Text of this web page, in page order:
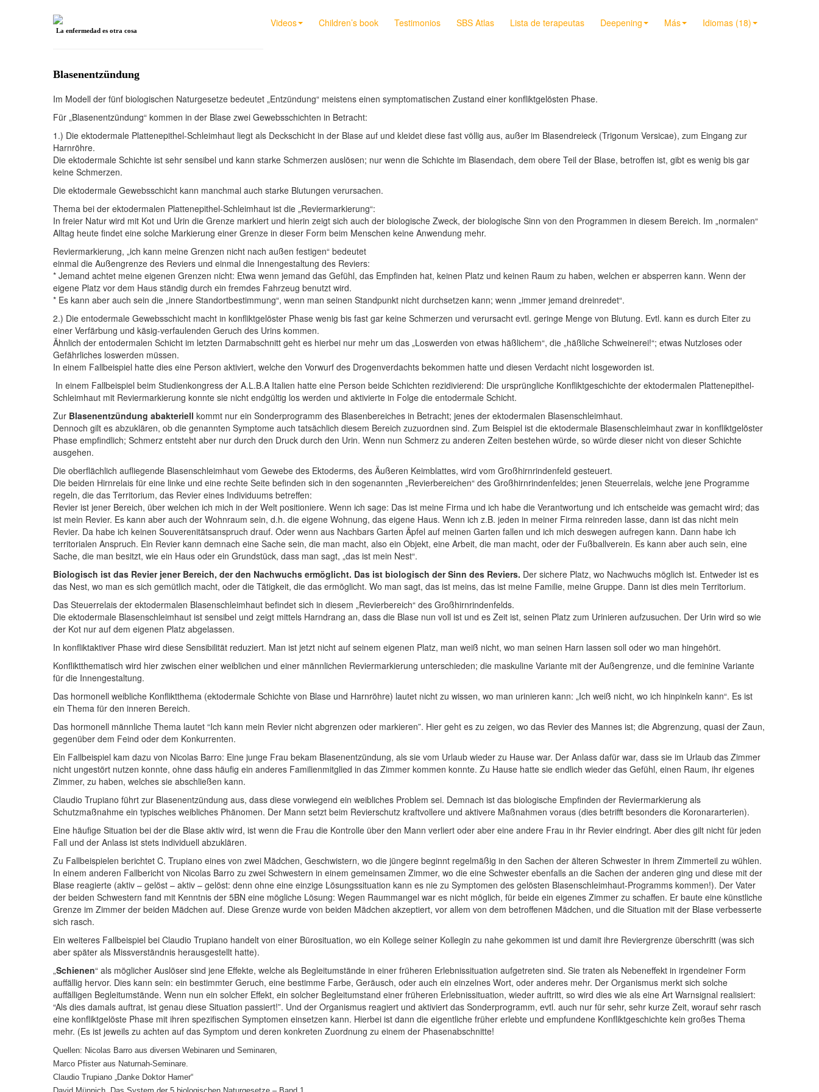
Videos Children’s book Testimonios SBS Atlas Lista de terapeutas Deepening Más Idiomas (18)
La enfermedad es otra cosa
Blasenentzündung
Im Modell der fünf biologischen Naturgesetze bedeutet „Entzündung“ meistens einen symptomatischen Zustand einer konfliktgelösten Phase.
Für „Blasenentzündung“ kommen in der Blase zwei Gewebsschichten in Betracht:
1.) Die ektodermale Plattenepithel-Schleimhaut liegt als Deckschicht in der Blase auf und kleidet diese fast völlig aus, außer im Blasendreieck (Trigonum Versicae), zum Eingang zur
Harnröhre.
Die ektodermale Schichte ist sehr sensibel und kann starke Schmerzen auslösen; nur wenn die Schichte im Blasendach, dem obere Teil der Blase, betroffen ist, gibt es wenig bis gar
keine Schmerzen.
Die ektodermale Gewebsschicht kann manchmal auch starke Blutungen verursachen.
Thema bei der ektodermalen Plattenepithel-Schleimhaut ist die „Reviermarkierung“:
In freier Natur wird mit Kot und Urin die Grenze markiert und hierin zeigt sich auch der biologische Zweck, der biologische Sinn von den Programmen in diesem Bereich. Im „normalen“
Alltag heute findet eine solche Markierung einer Grenze in dieser Form beim Menschen keine Anwendung mehr.
Reviermarkierung, „ich kann meine Grenzen nicht nach außen festigen“ bedeutet
einmal die Außengrenze des Reviers und einmal die Innengestaltung des Reviers:
* Jemand achtet meine eigenen Grenzen nicht: Etwa wenn jemand das Gefühl, das Empfinden hat, keinen Platz und keinen Raum zu haben, welchen er absperren kann. Wenn der
eigene Platz vor dem Haus ständig durch ein fremdes Fahrzeug benutzt wird.
* Es kann aber auch sein die „innere Standortbestimmung“, wenn man seinen Standpunkt nicht durchsetzen kann; wenn „immer jemand dreinredet“.
2.) Die entodermale Gewebsschicht macht in konfliktgelöster Phase wenig bis fast gar keine Schmerzen und verursacht evtl. geringe Menge von Blutung. Evtl. kann es durch Eiter zu
einer Verfärbung und käsig-verfaulenden Geruch des Urins kommen.
Ähnlich der entodermalen Schicht im letzten Darmabschnitt geht es hierbei nur mehr um das „Loswerden von etwas häßlichem“, die „häßliche Schweinerei!“; etwas Nutzloses oder
Gefährliches loswerden müssen.
In einem Fallbeispiel hatte dies eine Person aktiviert, welche den Vorwurf des Drogenverdachts bekommen hatte und diesen Verdacht nicht losgeworden ist.
In einem Fallbeispiel beim Studienkongress der A.L.B.A Italien hatte eine Person beide Schichten rezidivierend: Die ursprüngliche Konfliktgeschichte der ektodermalen Plattenepithel-
Schleimhaut mit Reviermarkierung konnte sie nicht endgültig los werden und aktivierte in Folge die entodermale Schicht.
Zur Blasenentzündung abakteriell kommt nur ein Sonderprogramm des Blasenbereiches in Betracht; jenes der ektodermalen Blasenschleimhaut.
Dennoch gilt es abzuklären, ob die genannten Symptome auch tatsächlich diesem Bereich zuzuordnen sind. Zum Beispiel ist die ektodermale Blasenschleimhaut zwar in konfliktgelöster
Phase empfindlich; Schmerz entsteht aber nur durch den Druck durch den Urin. Wenn nun Schmerz zu anderen Zeiten bestehen würde, so würde dieser nicht von dieser Schichte
ausgehen.
Die oberflächlich aufliegende Blasenschleimhaut vom Gewebe des Ektoderms, des Äußeren Keimblattes, wird vom Großhirnrindenfeld gesteuert.
Die beiden Hirnrelais für eine linke und eine rechte Seite befinden sich in den sogenannten „Revierbereichen“ des Großhirnrindenfeldes; jenen Steuerrelais, welche jene Programme
regeln, die das Territorium, das Revier eines Individuums betreffen:
Revier ist jener Bereich, über welchen ich mich in der Welt positioniere. Wenn ich sage: Das ist meine Firma und ich habe die Verantwortung und ich entscheide was gemacht wird; das
ist mein Revier. Es kann aber auch der Wohnraum sein, d.h. die eigene Wohnung, das eigene Haus. Wenn ich z.B. jeden in meiner Firma reinreden lasse, dann ist das nicht mein
Revier. Da habe ich keinen Souverenitätsanspruch drauf. Oder wenn aus Nachbars Garten Äpfel auf meinen Garten fallen und ich mich deswegen aufregen kann. Dann habe ich
territorialen Anspruch. Ein Revier kann demnach eine Sache sein, die man macht, also ein Objekt, eine Arbeit, die man macht, oder der Fußballverein. Es kann aber auch sein, eine
Sache, die man besitzt, wie ein Haus oder ein Grundstück, dass man sagt, „das ist mein Nest“.
Biologisch ist das Revier jener Bereich, der den Nachwuchs ermöglicht. Das ist biologisch der Sinn des Reviers. Der sichere Platz, wo Nachwuchs möglich ist. Entweder ist es
das Nest, wo man es sich gemütlich macht, oder die Tätigkeit, die das ermöglicht. Wo man sagt, das ist meins, das ist meine Familie, meine Gruppe. Dann ist dies mein Territorium.
Das Steuerrelais der ektodermalen Blasenschleimhaut befindet sich in diesem „Revierbereich“ des Großhirnrindenfelds.
Die ektodermale Blasenschleimhaut ist sensibel und zeigt mittels Harndrang an, dass die Blase nun voll ist und es Zeit ist, seinen Platz zum Urinieren aufzusuchen. Der Urin wird so wie
der Kot nur auf dem eigenen Platz abgelassen.
In konfliktaktiver Phase wird diese Sensibilität reduziert. Man ist jetzt nicht auf seinem eigenen Platz, man weiß nicht, wo man seinen Harn lassen soll oder wo man hingehört.
Konfliktthematisch wird hier zwischen einer weiblichen und einer männlichen Reviermarkierung unterschieden; die maskuline Variante mit der Außengrenze, und die feminine Variante
für die Innengestaltung.
Das hormonell weibliche Konfliktthema (ektodermale Schichte von Blase und Harnröhre) lautet nicht zu wissen, wo man urinieren kann: „Ich weiß nicht, wo ich hinpinkeln kann“. Es ist
ein Thema für den inneren Bereich.
Das hormonell männliche Thema lautet “Ich kann mein Revier nicht abgrenzen oder markieren”. Hier geht es zu zeigen, wo das Revier des Mannes ist; die Abgrenzung, quasi der Zaun,
gegenüber dem Feind oder dem Konkurrenten.
Ein Fallbeispiel kam dazu von Nicolas Barro: Eine junge Frau bekam Blasenentzündung, als sie vom Urlaub wieder zu Hause war. Der Anlass dafür war, dass sie im Urlaub das Zimmer
nicht ungestört nutzen konnte, ohne dass häufig ein anderes Familienmitglied in das Zimmer kommen konnte. Zu Hause hatte sie endlich wieder das Gefühl, einen Raum, ihr eigenes
Zimmer, zu haben, welches sie abschließen kann.
Claudio Trupiano führt zur Blasenentzündung aus, dass diese vorwiegend ein weibliches Problem sei. Demnach ist das biologische Empfinden der Reviermarkierung als
Schutzmaßnahme ein typisches weibliches Phänomen. Der Mann setzt beim Revierschutz kraftvollere und aktivere Maßnahmen voraus (dies betrifft besonders die Koronararterien).
Eine häufige Situation bei der die Blase aktiv wird, ist wenn die Frau die Kontrolle über den Mann verliert oder aber eine andere Frau in ihr Revier eindringt. Aber dies gilt nicht für jeden
Fall und der Anlass ist stets individuell abzuklären.
Zu Fallbeispielen berichtet C. Trupiano eines von zwei Mädchen, Geschwistern, wo die jüngere beginnt regelmäßig in den Sachen der älteren Schwester in ihrem Zimmerteil zu wühlen.
In einem anderen Fallbericht von Nicolas Barro zu zwei Schwestern in einem gemeinsamen Zimmer, wo die eine Schwester ebenfalls an die Sachen der anderen ging und diese mit der
Blase reagierte (aktiv – gelöst – aktiv – gelöst: denn ohne eine einzige Lösungssituation kann es nie zu Symptomen des gelösten Blasenschleimhaut-Programms kommen!). Der Vater
der beiden Schwestern fand mit Kenntnis der 5BN eine mögliche Lösung: Wegen Raummangel war es nicht möglich, für beide ein eigenes Zimmer zu schaffen. Er baute eine künstliche
Grenze im Zimmer der beiden Mädchen auf. Diese Grenze wurde von beiden Mädchen akzeptiert, vor allem von dem betroffenen Mädchen, und die Situation mit der Blase verbesserte
sich rasch.
Ein weiteres Fallbeispiel bei Claudio Trupiano handelt von einer Bürosituation, wo ein Kollege seiner Kollegin zu nahe gekommen ist und damit ihre Reviergrenze überschritt (was sich
aber später als Missverständnis herausgestellt hatte).
„Schienen“ als möglicher Auslöser sind jene Effekte, welche als Begleitumstände in einer früheren Erlebnissituation aufgetreten sind. Sie traten als Nebeneffekt in irgendeiner Form
auffällig hervor. Dies kann sein: ein bestimmter Geruch, eine bestimme Farbe, Geräusch, oder auch ein einzelnes Wort, oder anderes mehr. Der Organismus merkt sich solche
auffälligen Begleitumstände. Wenn nun ein solcher Effekt, ein solcher Begleitumstand einer früheren Erlebnissituation, wieder auftritt, so wird dies wie als eine Art Warnsignal realisiert:
“Als dies damals auftrat, ist genau diese Situation passiert!”. Und der Organismus reagiert und aktiviert das Sonderprogramm, evtl. auch nur für sehr, sehr kurze Zeit, worauf sehr rasch
eine konfliktgelöste Phase mit ihren spezifischen Symptomen einsetzen kann. Hierbei ist dann die eigentliche früher erlebte und empfundene Konfliktgeschichte kein großes Thema
mehr. (Es ist jeweils zu achten auf das Symptom und deren konkreten Zuordnung zu einem der Phasenabschnitte!
Quellen: Nicolas Barro aus diversen Webinaren und Seminaren,
Marco Pfister aus Naturnah-Seminare.
Claudio Trupiano „Danke Doktor Hamer“